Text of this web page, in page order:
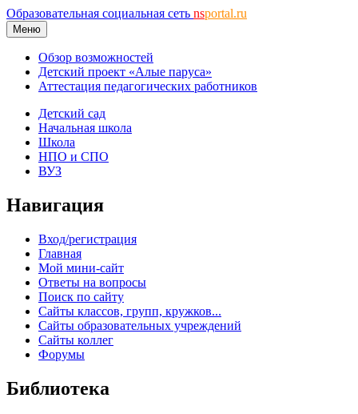
Образовательная социальная сеть nsportal.ru
Меню
Обзор возможностей
Детский проект «Алые паруса»
Аттестация педагогических работников
Детский сад
Начальная школа
Школа
НПО и СПО
ВУЗ
Навигация
Вход/регистрация
Главная
Мой мини-сайт
Ответы на вопросы
Поиск по сайту
Сайты классов, групп, кружков...
Сайты образовательных учреждений
Сайты коллег
Форумы
Библиотека